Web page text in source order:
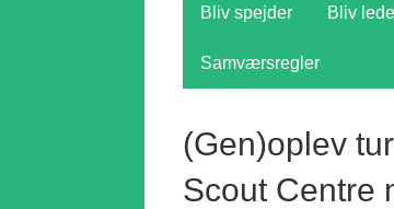
Bliv spejder Bliv
Samværsregler
(Gen)oplev
Scout Centre